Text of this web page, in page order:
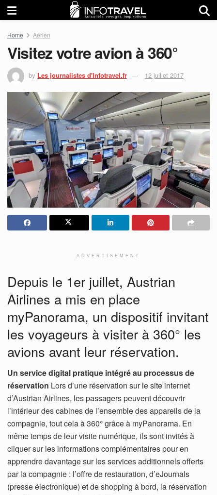
Home Aérien
Visitez votre avion à 360°
by Les journalistes d'Infotravel.fr 12 juillet 2017
ADVERTISEMENT
Depuis le 1er juillet, Austrian
Airlines a mis en place
myPanorama, un dispositif invitant
les voyageurs à visiter à 360° les
avions avant leur réservation.
Un service digital pratique intégré au processus de
réservation Lors d’une réservation sur le site internet
d’Austrian Airlines, les passagers peuvent découvrir
l’intérieur des cabines de l’ensemble des appareils de la
compagnie, tout cela à 360° grâce à myPanorama. En
même temps de leur visite numérique, ils sont invités à
cliquer sur les informations complémentaires pour en
apprendre davantage sur les services additionnels offerts
par la compagnie : l’offre de restauration, d’eJournals
(presse électronique) et de shopping à bord, la réservation